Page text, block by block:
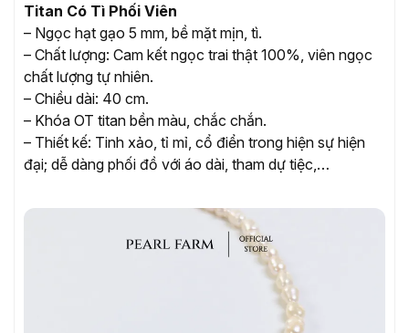
Titan Có Tì Phối Viên
– Ngọc hạt gạo 5 mm, bề mặt mịn, tì.
– Chất lượng: Cam kết ngọc trai thật 100%, viên ngọc
chất lượng tự nhiên.
– Chiều dài: 40 cm.
– Khóa OT titan bền màu, chắc chắn.
– Thiết kế: Tinh xảo, tỉ mỉ, cổ điển trong hiện sự hiện
đại; dễ dàng phối đồ với áo dài, tham dự tiệc,…